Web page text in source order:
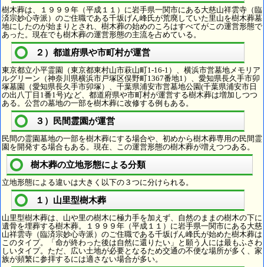
樹木葬は、１９９９年（平成１１）に岩手県一関市にある大慈山祥雲寺（臨
済宗妙心寺派）のご住職である千坂げん峰氏が荒廃していた里山を樹木葬墓
地にしたのが始まりとされ、樹木葬の始めのころはすべてがこの運営形態で
あった。現在でも樹木葬の運営形態の主流を占めている。
２）都道府県や市町村が運営
東京都立小平霊園（東京都東村山市萩山町1-16-1）、横浜市営墓地メモリア
ルグリーン（神奈川県横浜市戸塚区俣野町1367番地1）、愛知県長久手市卯
塚墓園（愛知県長久手市卯塚）、千葉県浦安市営墓地公園(千葉県浦安市日
の出八丁目1番1号)など、都道府県や市町村が運営する樹木葬は増加しつつ
ある。公営の墓地の一部を樹木葬に改修する例もある。
３）民間霊園が運営
民間の霊園墓地の一部を樹木葬にする場合や、初めから樹木葬専用の民間霊
園を開発する場合もある。現在、この運営形態の樹木葬が増えつつある。
樹木葬の立地形態による分類
立地形態による違いは大きく以下の３つに分けられる。
１）山里型樹木葬
山里型樹木葬は、山や里の樹木に極力手を加えず、自然のままの樹木の下に
遺骨を埋葬する樹木葬。１９９９年（平成１１）に岩手県一関市にある大慈
山祥雲寺（臨済宗妙心寺派）のご住職である千坂げん峰氏が始めた樹木葬は
このタイプ。「命が終わった後は自然に還りたい」と願う人には最もふさわ
しいタイプ。ただ、広い土地が必要となるため交通の不便な場所が多く、家
族が頻繁に参拝するには適さない場合が多い。